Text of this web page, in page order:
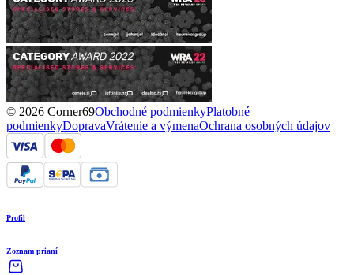
© 2026 Corner69Obchodné podmienkyPlatobné
podmienkyDopravaVrátenie a výmenaOchrana osobných údajov
Profil
Zoznam prianí